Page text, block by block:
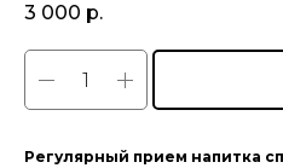
3 000 р.
Регулярный прием напитка